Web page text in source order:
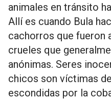
animales en tránsito
Allí es cuando Bula
cachorros que fueron
crueles que
anónimas. Seres
chicos son víctimas
escondidas por la